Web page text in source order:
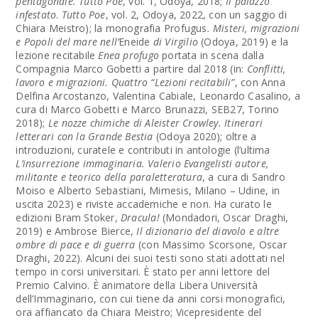
infestato. Tutto Poe, vol. 2, Odoya, 2022, con un saggio di
Chiara Meistro); la monografia Profugus. Misteri, migrazioni
e Popoli del mare nell’Eneide di Virgilio (Odoya, 2019) e la
lezione recitabileEnea profugoportata in scena dalla
Compagnia Marco Gobetti a partire dal 2018 (in: Conflitti,
lavoro e migrazioni. Quattro “Lezioni recitabili”, con Anna
Delfina Arcostanzo, Valentina Cabiale, Leonardo Casalino, a
cura di Marco Gobetti e Marco Brunazzi, SEB27, Torino
2018); Le nozze chimiche di Aleister Crowley. Itinerari
letterari con la Grande Bestia (Odoya 2020); oltre a
introduzioni, curatele e contributi in antologie (l’ultima
L’insurrezione immaginaria. Valerio Evangelisti autore,
militante e teorico della paraletteratura, a cura di Sandro
Moiso e Alberto Sebastiani, Mimesis, Milano – Udine, in
uscita 2023) e riviste accademiche e non. Ha curato le
edizioni Bram Stoker,Dracula!(Mondadori, Oscar Draghi,
2019) e Ambrose Bierce,Il dizionario del diavolo e altre
ombre di pace e di guerra (con Massimo Scorsone, Oscar
Draghi, 2022). Alcuni dei suoi testi sono stati adottati nel
tempo in corsi universitari. È stato per anni lettore del
Premio Calvino. È animatore della Libera Università
dell’Immaginario, con cui tiene da anni corsi monografici,
ora affiancato da Chiara Meistro; Vicepresidente del